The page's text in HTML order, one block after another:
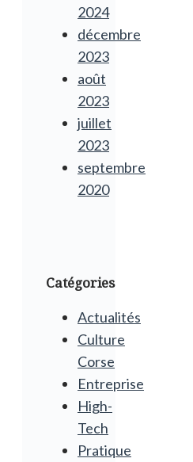
2024
décembre
2023
août
2023
juillet
2023
septembre
2020
Catégories
Actualités
Culture
Corse
Entreprise
High-
Tech
Pratique